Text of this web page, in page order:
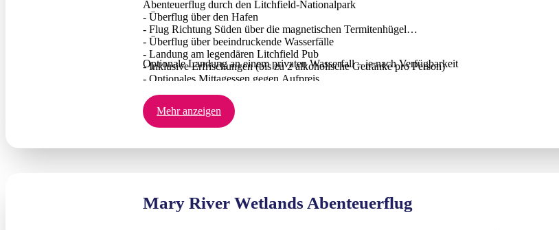
Abenteuerflug durch den Litchfield-Nationalpark
- Überflug über den Hafen
- Flug Richtung Süden über die magnetischen Termitenhügel
- Überflug über beeindruckende Wasserfälle
- Landung am legendären Litchfield Pub
- Inklusive Erfrischungen (bis zu 2 alkoholische Getränke pro Person)
- Optionales Mittagessen gegen Aufpreis
Optionale Landung an einem privaten Wasserfall – je nach Verfügbarkeit
Mehr anzeigen
Mary River Wetlands Abenteuerflug